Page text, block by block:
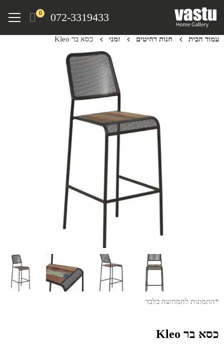
072-3319433
0
Menu
עמוד הבית חנות רהיטים זמני כסא בר Kleo
*התמונות להמחשה בלבד
כסא בר Kleo